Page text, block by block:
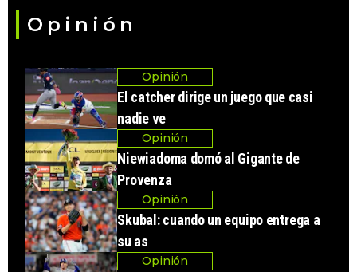
Opinión
Opinión
El catcher dirige un juego que casi
nadie ve
Opinión
Niewiadoma domó al Gigante de
Provenza
Opinión
Skubal: cuando un equipo entrega a
su as
Opinión